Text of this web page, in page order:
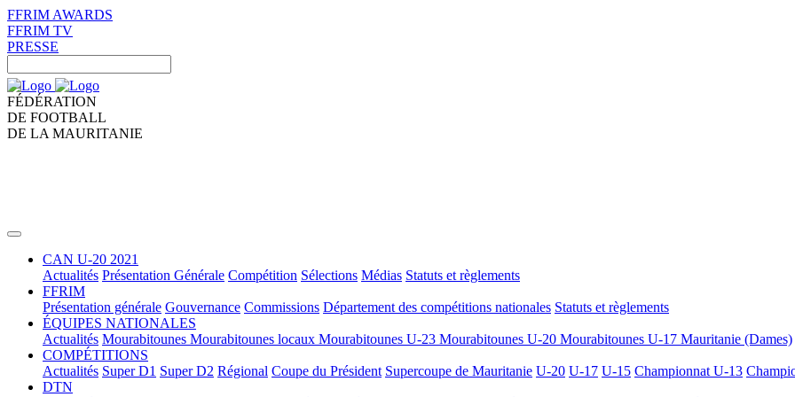
FFRIM AWARDS
FFRIM TV
PRESSE
FÉDÉRATION
DE FOOTBALL
DE LA MAURITANIE
CAN U-20 2021
Actualités Présentation Générale Compétition Sélections Médias Statuts et règlements
FFRIM
Présentation générale Gouvernance Commissions Département des compétitions nationales Statuts et règlements
ÉQUIPES NATIONALES
Actualités Mourabitounes Mourabitounes locaux Mourabitounes U-23 Mourabitounes U-20 Mourabitounes U-17 Mauritanie (Dames)
COMPÉTITIONS
Actualités Super D1 Super D2 Régional Coupe du Président Supercoupe de Mauritanie U-20 U-17 U-15 Championnat U-13
DTN